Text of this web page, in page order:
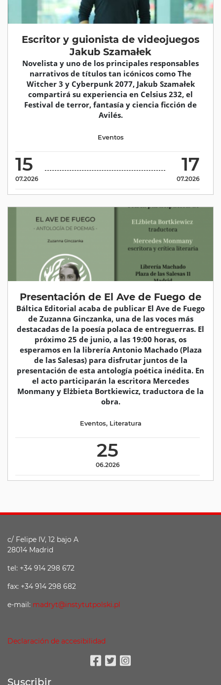
Escritor y guionista de videojuegos
Jakub Szamałek
Novelista y uno de los principales responsables
narrativos de títulos tan icónicos como The
Witcher 3 y Cyberpunk 2077, Jakub Szamałek
compartirá su experiencia en Celsius 232, el
Festival de terror, fantasía y ciencia ficción de
Avilés.
15
07.2026
17
07.2026
Eventos
Presentación de El Ave de Fuego de
Báltica Editorial acaba de publicar El Ave de Fuego
de Zuzanna Ginczanka, una de las voces más
destacadas de la poesía polaca de entreguerras. El
próximo 25 de junio, a las 19:00 horas, os
esperamos en la librería Antonio Machado (Plaza
de las Salesas) para disfrutar juntos de la
presentación de esta antología poética inédita. En
el acto participarán la escritora Mercedes
Monmany y Elżbieta Bortkiewicz, traductora de la
obra.
25
06.2026
Eventos, Literatura
c/ Felipe IV, 12 bajo A
28014 Madrid
tel: +34 914 298 672
fax: +34 914 298 682
e-mail: madryt@instytutpolski.pl
Declaración de accesibilidad
Suscribir